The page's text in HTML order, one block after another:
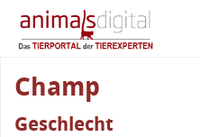
Champ
Geschlecht